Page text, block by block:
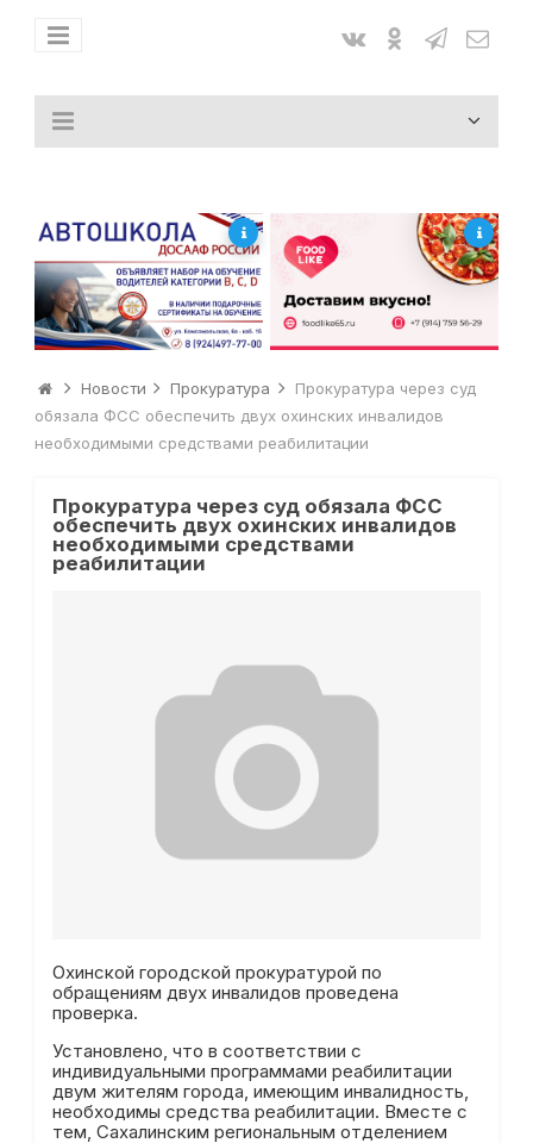
Новости Прокуратура
Прокуратура через суд
обязала ФСС обеспечить двух охинских инвалидов
необходимыми средствами реабилитации
Прокуратура через суд обязала ФСС
обеспечить двух охинских инвалидов
необходимыми средствами
реабилитации
Охинской городской прокуратурой по
обращениям двух инвалидов проведена
проверка.
Установлено, что в соответствии с
индивидуальными программами реабилитации
двум жителям города, имеющим инвалидность,
необходимы средства реабилитации. Вместе с
тем, Сахалинским региональным отделением